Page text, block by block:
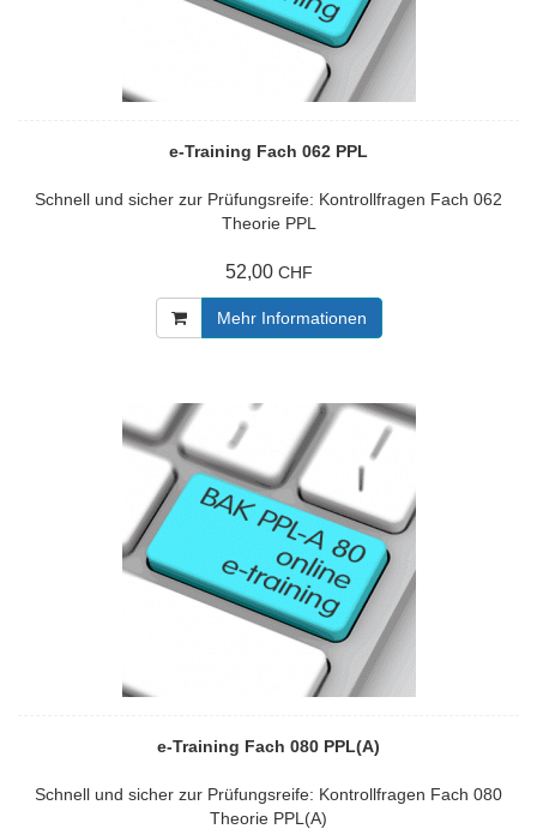
e-Training Fach 062 PPL
Schnell und sicher zur Prüfungsreife: Kontrollfragen Fach 062
Theorie PPL
52,00 CHF
Mehr Informationen
e-Training Fach 080 PPL(A)
Schnell und sicher zur Prüfungsreife: Kontrollfragen Fach 080
Theorie PPL(A)